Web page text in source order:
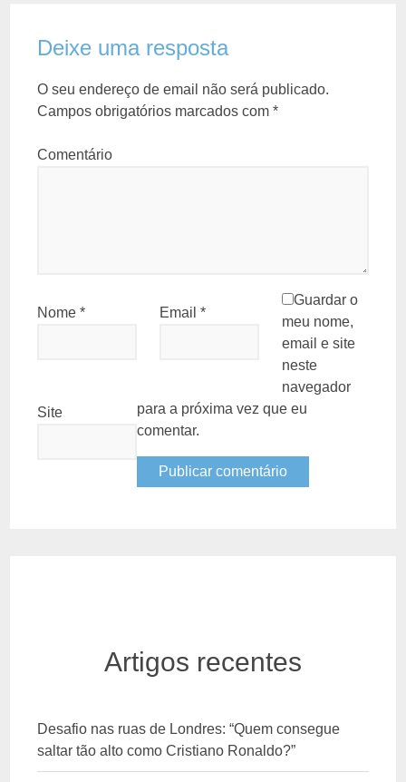
Deixe uma resposta
O seu endereço de email não será publicado.
Campos obrigatórios marcados com*
Comentário
Nome* Email *
Site
Guardar o
meu nome,
email e site
neste
navegador
para a próxima vez que eu
comentar.
Artigos recentes
Desafio nas ruas de Londres: “Quem consegue
saltar tão alto como Cristiano Ronaldo?”